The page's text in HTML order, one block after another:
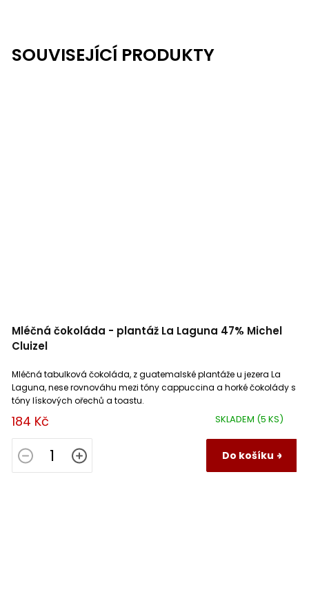
SOUVISEJÍCÍ PRODUKTY
Mléčná čokoláda - plantáž La Laguna 47% Michel
Cluizel
SKLADEM (5 KS)
184 Kč
Do košíku
Mléčná tabulková čokoláda, z guatemalské plantáže u jezera La
Laguna, nese rovnováhu mezi tóny cappuccina a horké čokolády s
tóny lískových ořechů a toastu.